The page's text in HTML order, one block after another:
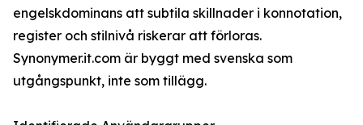
engelskdominans att subtila skillnader i konnotation,
register och stilnivå riskerar att förloras.
Synonymer.it.com är byggt med svenska som
utgångspunkt, inte som tillägg.